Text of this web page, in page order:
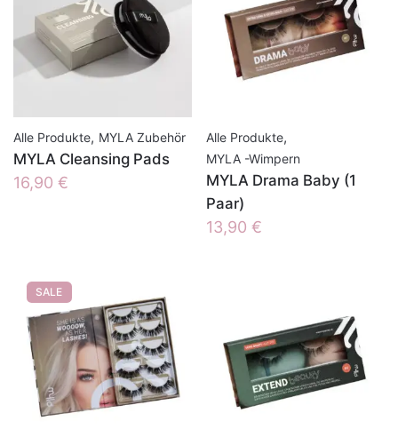
Alle Produkte, MYLA Zubehör
MYLA Cleansing Pads
16,90 €
Alle Produkte,
MYLA -Wimpern
MYLA Drama Baby (1
Paar)
13,90 €
SALE